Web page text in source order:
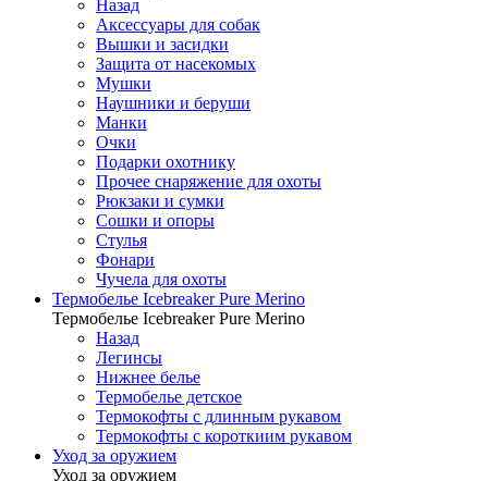
Назад
Аксессуары для собак
Вышки и засидки
Защита от насекомых
Мушки
Наушники и беруши
Манки
Очки
Подарки охотнику
Прочее снаряжение для охоты
Рюкзаки и сумки
Сошки и опоры
Стулья
Фонари
Чучела для охоты
Термобелье Icebreaker Pure Merino
Термобелье Icebreaker Pure Merino
Назад
Легинсы
Нижнее белье
Термобелье детское
Термокофты с длинным рукавом
Термокофты с короткиим рукавом
Уход за оружием
Уход за оружием